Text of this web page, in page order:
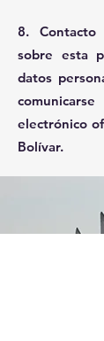
8. Contacto
sobre esta
datos
electrónico
Bolívar.